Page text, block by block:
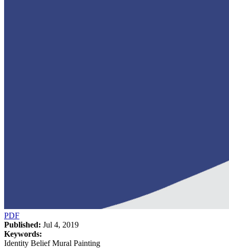
PDF
Published: Jul 4, 2019
Keywords:
Identity Belief Mural Painting